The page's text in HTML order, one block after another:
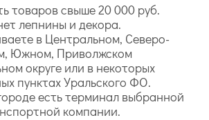
товаров свыше 20 000 руб.
лепнины и декора.
в Центральном, Северо-
Южном, Приволжском
округе или в некоторых
пунктах Уральского ФО.
есть терминал выбранной
компании.